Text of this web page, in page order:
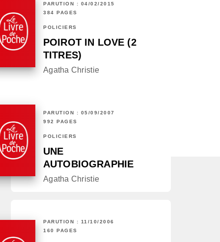
PARUTION : 04/02/2015
384 PAGES
POLICIERS
POIROT IN LOVE (2
TITRES)
Agatha Christie
PARUTION : 05/09/2007
992 PAGES
POLICIERS
UNE
AUTOBIOGRAPHIE
Agatha Christie
PARUTION : 11/10/2006
160 PAGES